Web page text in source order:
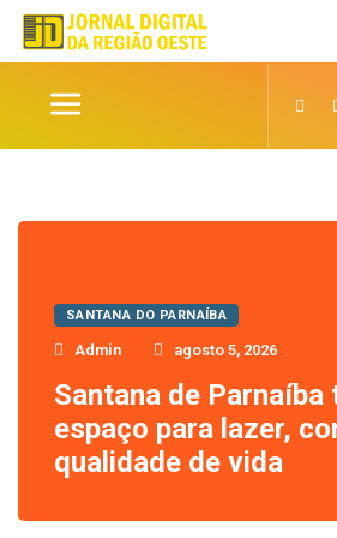
SANTANA DO PARNAÍBA
Admin agosto 5, 2026
Santana de Parnaíba
espaço para lazer,
qualidade de vida